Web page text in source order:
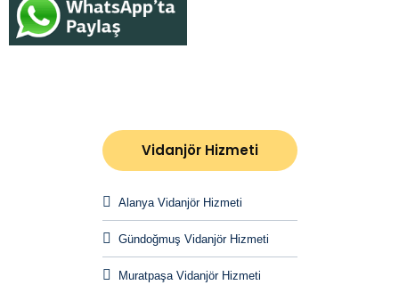
Vidanjör Hizmeti
Alanya Vidanjör Hizmeti
Gündoğmuş Vidanjör Hizmeti
Muratpaşa Vidanjör Hizmeti